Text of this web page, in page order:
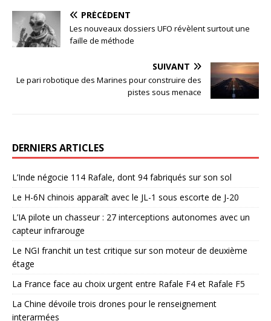
PRÉCÉDENT
Les nouveaux dossiers UFO révèlent surtout une
faille de méthode
SUIVANT
Le pari robotique des Marines pour construire des
pistes sous menace
DERNIERS ARTICLES
L’Inde négocie 114 Rafale, dont 94 fabriqués sur son sol
Le H-6N chinois apparaît avec le JL-1 sous escorte de J-20
L’IA pilote un chasseur : 27 interceptions autonomes avec un
capteur infrarouge
Le NGI franchit un test critique sur son moteur de deuxième
étage
La France face au choix urgent entre Rafale F4 et Rafale F5
La Chine dévoile trois drones pour le renseignement
interarmées